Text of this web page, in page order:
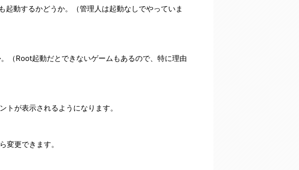
動するかどうか。（管理人は起動なしでやっていま
（Root起動だとできないゲームもあるので、特に理由
トが表示されるようになります。
変更できます。